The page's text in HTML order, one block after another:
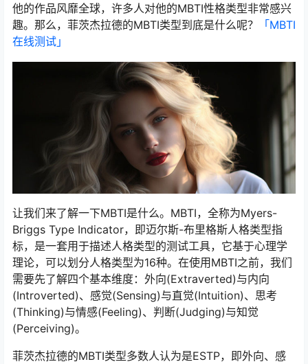
他的作品风靡全球，许多人对他的MBTI性格类型非常感兴
趣。那么，菲茨杰拉德的MBTI类型到底是什么呢？
「MBTI
在线测试​」
让我们来了解一下MBTI是什么。MBTI，全称为Myers-
Briggs Type Indicator，即迈尔斯-布里格斯人格类型指
标，是一套用于描述人格类型的测试工具，它基于心理学
理论，可以划分人格类型为16种。在使用MBTI之前，我们
需要先了解四个基本维度：外向(Extraverted)与内向
(Introverted)、感觉(Sensing)与直觉(Intuition)、思考
(Thinking)与情感(Feeling)、判断(Judging)与知觉
(Perceiving)。
菲茨杰拉德的MBTI类型多数人认为是ESTP，即外向、感